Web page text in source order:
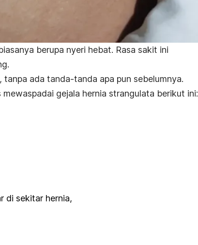
berupa nyeri hebat. Rasa sakit ini
ada tanda-tanda apa pun sebelumnya.
gejala hernia strangulata berikut ini:
di sekitar hernia,